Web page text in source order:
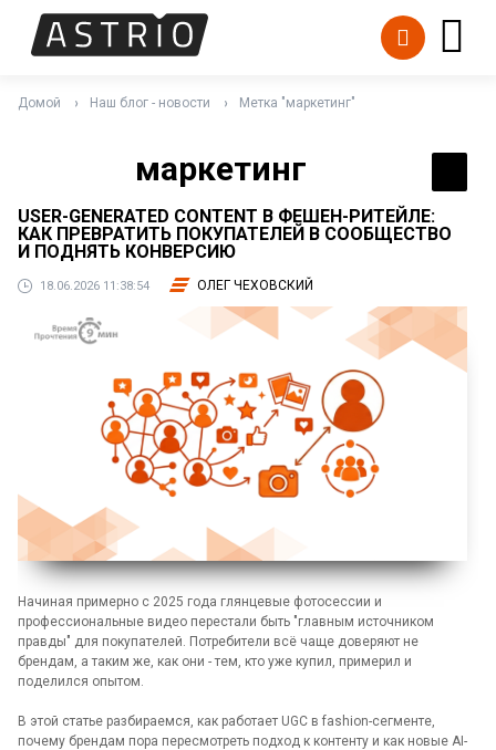
Домой Наш блог - новости Метка "маркетинг"
маркетинг
USER-GENERATED CONTENT В ФЕШЕН-РИТЕЙЛЕ:
КАК ПРЕВРАТИТЬ ПОКУПАТЕЛЕЙ В СООБЩЕСТВО
И ПОДНЯТЬ КОНВЕРСИЮ
18.06.2026 11:38:54 ОЛЕГ ЧЕХОВСКИЙ
Начиная примерно с 2025 года глянцевые фотосессии и
профессиональные видео перестали быть "главным источником
правды" для покупателей. Потребители всё чаще доверяют не
брендам, а таким же, как они - тем, кто уже купил, примерил и
поделился опытом.
В этой статье разбираемся, как работает UGC в fashion-сегменте,
почему брендам пора пересмотреть подход к контенту и как новые AI-